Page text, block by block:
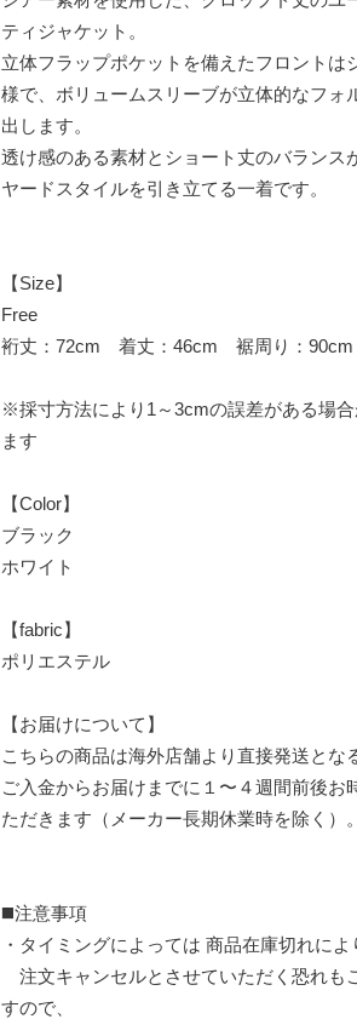
ティジャケット。
立体フラップポケットを備えたフロントは
様で、ボリュームスリーブが立体的なフォ
出します。
透け感のある素材とショート丈のバランス
ヤードスタイルを引き立てる一着です。
【Size】
Free
裄丈：72cm 着丈：46cm 裾周り：90cm
※採寸方法により1～3cmの誤差がある場
ます
【Color】
ブラック
ホワイト
【fabric】
ポリエステル
【お届けについて】
こちらの商品は海外店舗より直接発送とな
ご入金からお届けまでに１〜４週間前後お
ただきます（メーカー長期休業時を除く）。
◼️注意事項
・タイミングによっては 商品在庫切れによ
注文キャンセルとさせていただく恐れも
すので、